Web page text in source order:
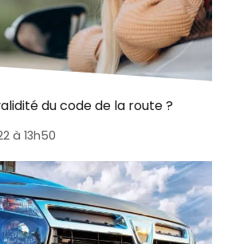
du code de la route ?
à 13h50